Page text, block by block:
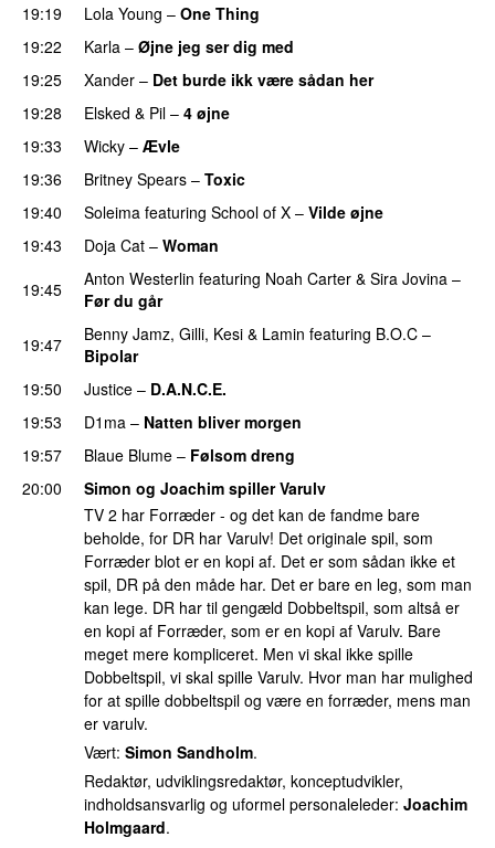
19:19 Lola Young – One Thing
19:22 Karla – Øjne jeg ser dig med
19:25
Xander – Det burde ikk være sådan her
19:28
Elsked & Pil – 4 øjne
19:33
Wicky – Ævle
19:36
Britney Spears – Toxic
19:40
Soleima featuring School of X – Vilde øjne
19:43 Doja Cat – Woman
19:45
Anton Westerlin featuring Noah Carter & Sira Jovina –
Før du går
19:47
Benny Jamz, Gilli, Kesi & Lamin featuring B.O.C –
Bipolar
19:50
Justice – D.A.N.C.E.
19:53
D1ma – Natten bliver morgen
19:57
Blaue Blume – Følsom dreng
20:00
Simon og Joachim spiller Varulv
TV 2 har Forræder - og det kan de fandme bare
beholde, for DR har Varulv! Det originale spil, som
Forræder blot er en kopi af. Det er som sådan ikke et
spil, DR på den måde har. Det er bare en leg, som man
kan lege. DR har til gengæld Dobbeltspil, som altså er
en kopi af Forræder, som er en kopi af Varulv. Bare
meget mere kompliceret. Men vi skal ikke spille
Dobbeltspil, vi skal spille Varulv. Hvor man har mulighed
for at spille dobbeltspil og være en forræder, mens man
er varulv.
Vært: Simon Sandholm.
Redaktør, udviklingsredaktør, konceptudvikler,
indholdsansvarlig og uformel personaleleder: Joachim
Holmgaard.